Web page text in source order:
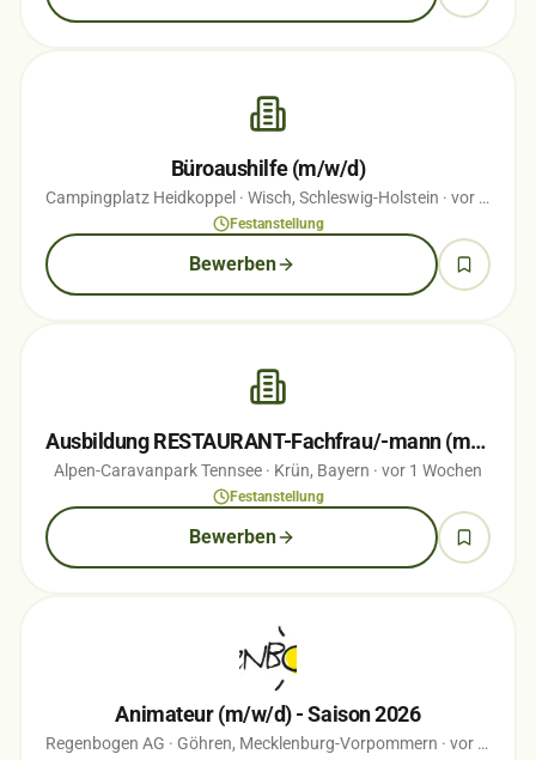
Büroaushilfe (m/w/d)
Campingplatz Heidkoppel · Wisch, Schleswig-Holstein · vor 1 Wochen
Festanstellung
Bewerben
Ausbildung RESTAURANT-Fachfrau/-mann (m/w/d)
Alpen-Caravanpark Tennsee · Krün, Bayern · vor 1 Wochen
Festanstellung
Bewerben
Animateur (m/w/d) - Saison 2026
Regenbogen AG · Göhren, Mecklenburg-Vorpommern · vor 1 Wochen